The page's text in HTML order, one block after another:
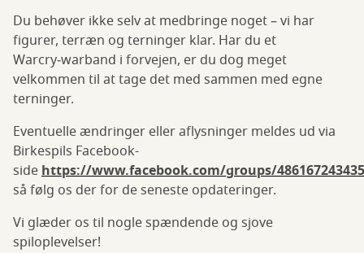
Du behøver ikke selv at medbringe noget – vi har
figurer, terræn og terninger klar. Har du et
Warcry‑warband i forvejen, er du dog meget
velkommen til at tage det med sammen med egne
terninger.
Eventuelle ændringer eller aflysninger meldes ud via
Birkespils Facebook-
sidehttps://www.facebook.com/groups/
så følg os der for de seneste opdateringer.
Vi glæder os til nogle spændende og sjove
spiloplevelser!